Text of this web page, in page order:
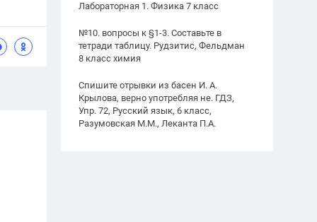
Лабораторная 1. Физика 7 класс
№10. вопросы к §1-3. Составьте в
тетради таблицу. Рудзитис, Фельдман
8 класс химия
Спишите отрывки из басен И. А.
Крылова, верно употребляя не. ГДЗ,
Упр. 72, Русский язык, 6 класс,
Разумовская М.М., Леканта П.А.